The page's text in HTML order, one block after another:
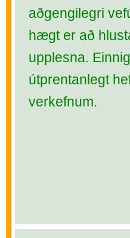
aðgengilegri
hægt er að
upplesna.
útprentanlegt
verkefnum.